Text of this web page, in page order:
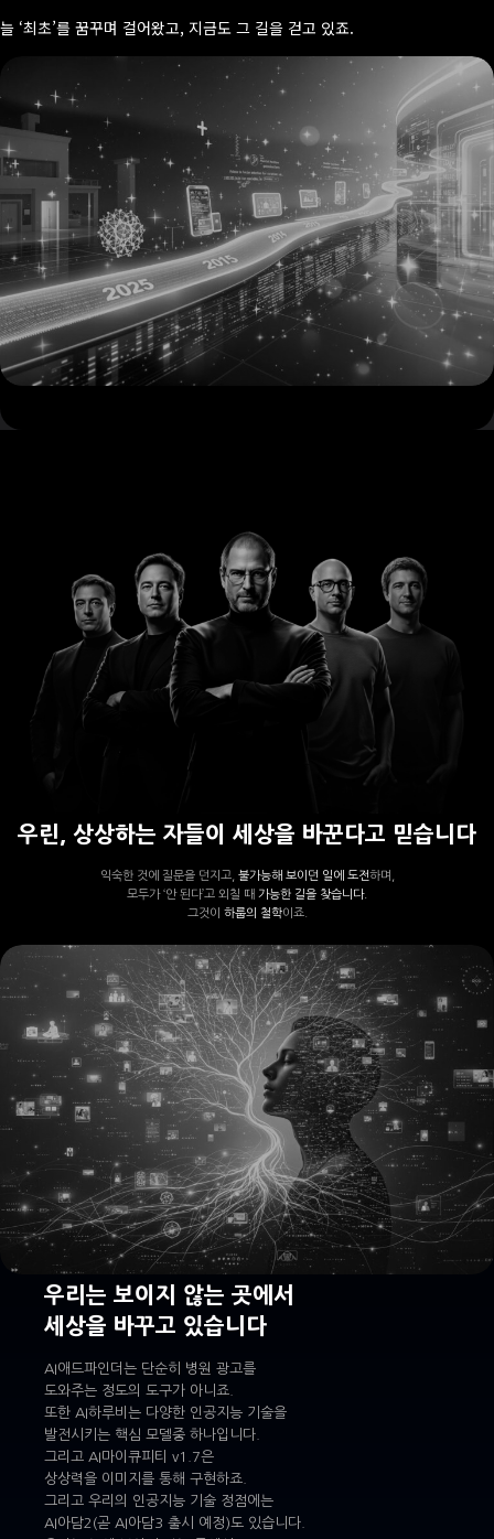
늘 ‘최초’를 꿈꾸며 걸어왔고, 지금도 그 길을 걷고 있죠.
우린, 상상하는 자들이 세상을 바꾼다고 믿습니다
익숙한 것에 질문을 던지고, 불가능해 보이던 일에 도전하며,
모두가 ‘안 된다’고 외칠 때 가능한 길을 찾습니다.
그것이 하룹의 철학이죠.
우리는 보이지 않는 곳에서
세상을 바꾸고 있습니다
AI애드파인더는 단순히 병원 광고를
도와주는 정도의 도구가 아니죠.
또한 AI하루비는 다양한 인공지능 기술을
발전시키는 핵심 모델중 하나입니다.
그리고 AI마이큐피티 v1.7은
상상력을 이미지를 통해 구현하죠.
그리고 우리의 인공지능 기술 정점에는
AI아담2(곧 AI아담3 출시 예정)도 있습니다.